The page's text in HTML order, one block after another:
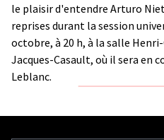
le plaisir d'entendre Arturo
reprises durant la session
octobre, à 20 h, à la salle
Jacques-Casault, où il sera en
Leblanc.